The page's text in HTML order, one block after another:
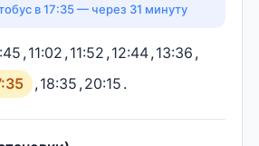
в 17:35 — через 31 минуту
,11:02 ,11:52 ,12:44,13:36 ,
,18:35 ,20:15 .